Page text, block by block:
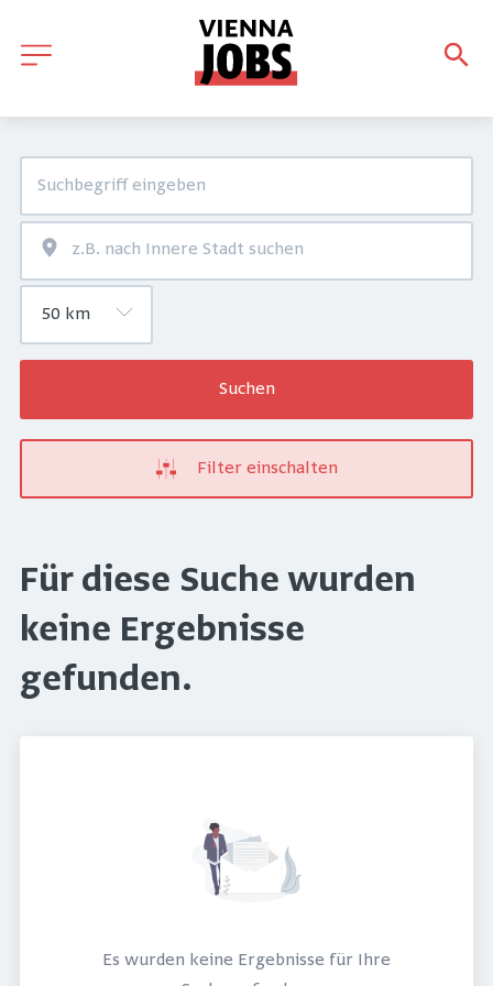
Suchen
Filter einschalten
Für diese Suche wurden
keine Ergebnisse
gefunden.
Es wurden keine Ergebnisse für Ihre